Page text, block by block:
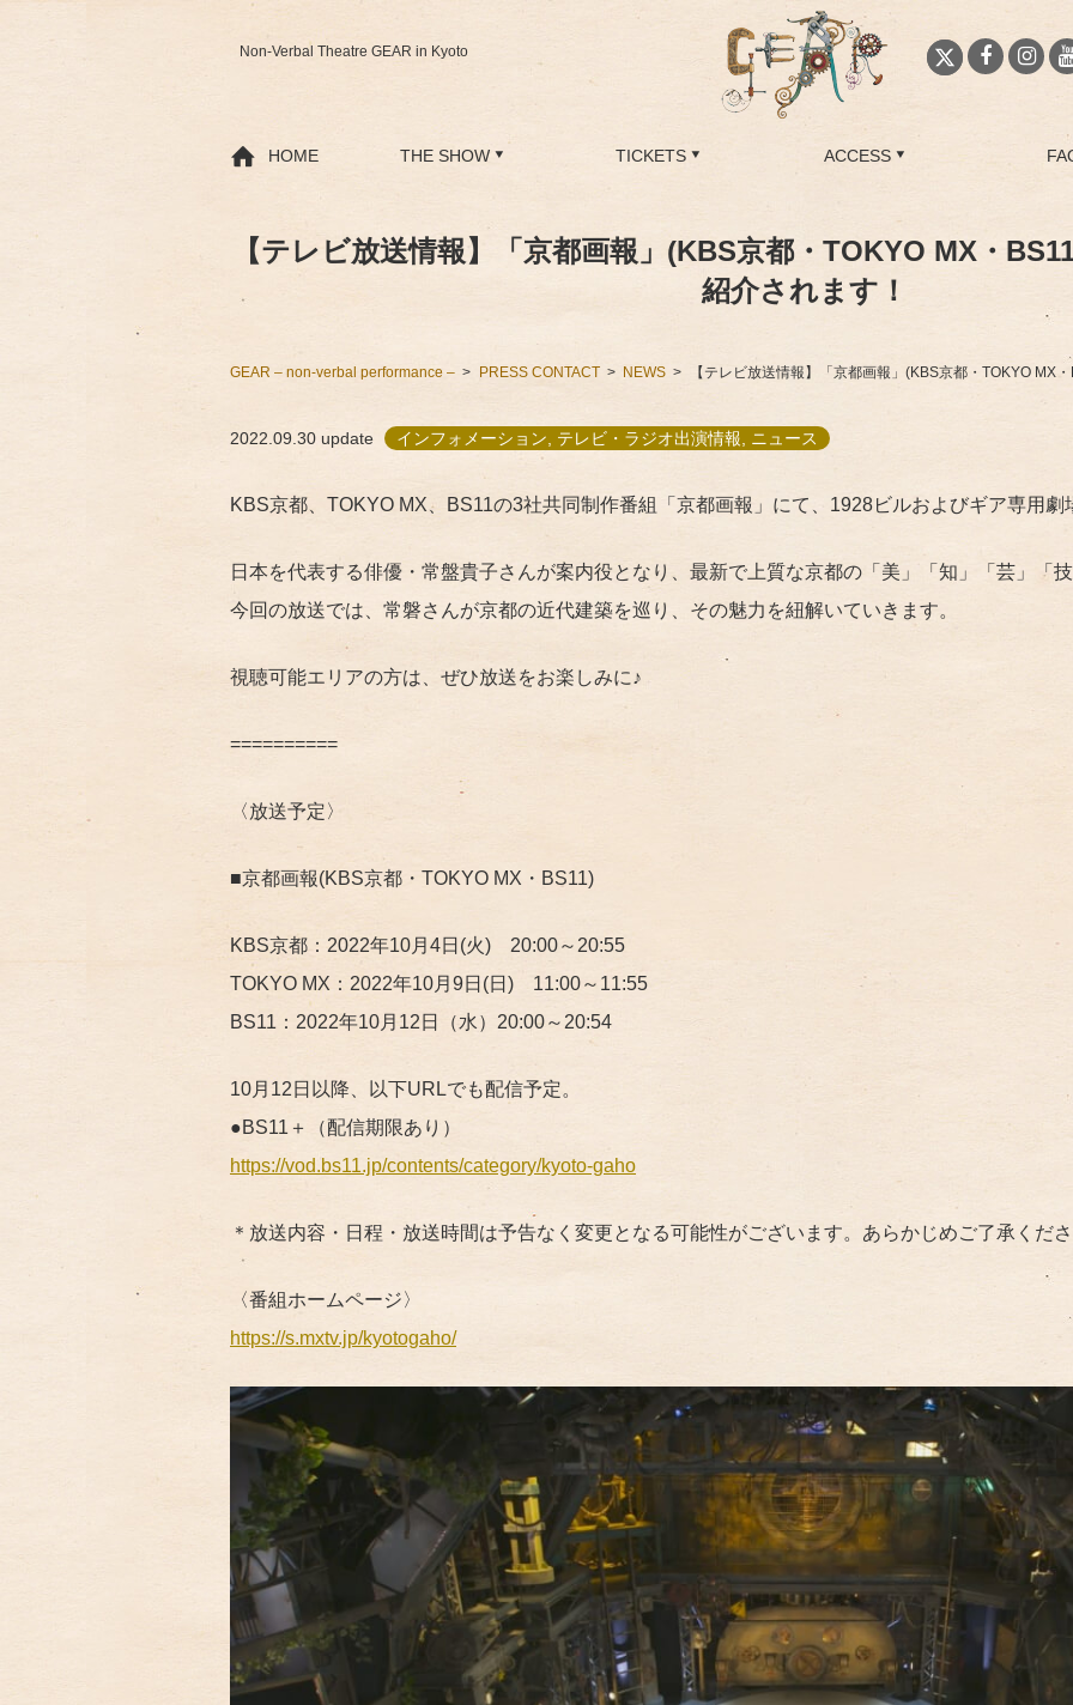
Non-Verbal Theatre GEAR in Kyoto
HOME THE SHOW TICKETS ACCESS
【テレビ放送情報】「京都画報」(KBS京都・TOKYO MX・
紹介されます！
GEAR – non-verbal performance – PRESS CONTACT NEWS 【テレビ放送情報】「京都画報」(KBS京都・TOKYO MX
2022.09.30 update インフォメーション, テレビ・ラジオ出演情報, ニュース
KBS京都、TOKYO MX、BS11の3社共同制作番組「京都画報」にて、1928ビルおよびギア専用劇
日本を代表する俳優・常盤貴子さんが案内役となり、最新で上質な京都の「美」「知」「芸」「
今回の放送では、常磐さんが京都の近代建築を巡り、その魅力を紐解いていきます。
視聴可能エリアの方は、ぜひ放送をお楽しみに♪
==========
〈放送予定〉
■京都画報(KBS京都・TOKYO MX・BS11)
KBS京都：2022年10月4日(火) 20:00～20:55
TOKYO MX：2022年10月9日(日) 11:00～11:55
BS11：2022年10月12日（水）20:00～20:54
10月12日以降、以下URLでも配信予定。
●BS11＋（配信期限あり）
https://vod.bs11.jp/contents/category/kyoto-gaho
＊放送内容・日程・放送時間は予告なく変更となる可能性がございます。あらかじめご了承くだ
〈番組ホームページ〉
https://s.mxtv.jp/kyotogaho/